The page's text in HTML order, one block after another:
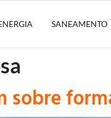
SANEAMENTO
sobre